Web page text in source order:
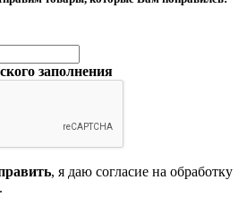
заполнения
, я даю согласие на обработку
.